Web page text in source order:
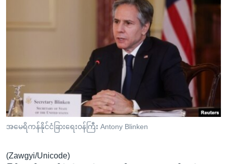
ကျော်
ကြည့်
ရန်
ရှာဖွေ
နေရာ
ရေဒီယိုနှင့်ရုပ်သံ အချက်အလက်များ
ဗွီအိုအေ လူမှုကွန်ယက်များ
ဘာသာစကားများ
အမေရိကန်နိုင်ငံခြားရေးဝန်ကြီး Antony Blinken
(Zawgyi/Unicode)